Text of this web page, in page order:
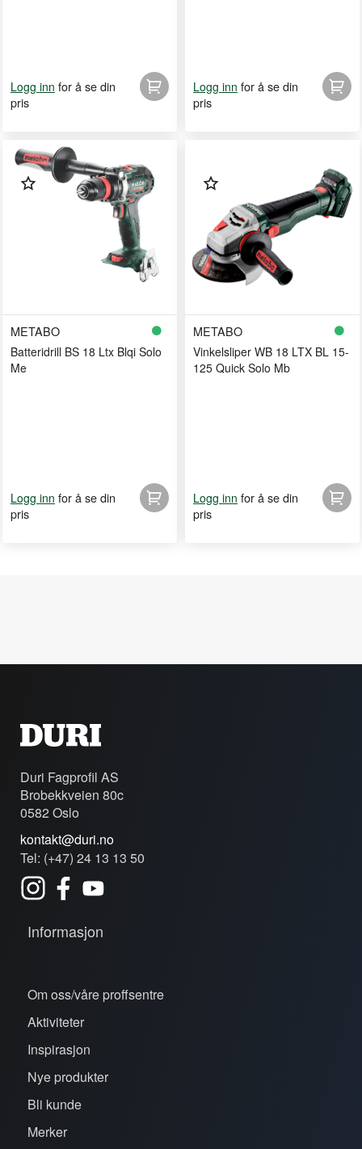
Logg inn for å se din
pris
Logg inn for å se din
pris
METABO
Batteridrill BS 18 Ltx Blqi Solo
Me
Logg inn for å se din
pris
METABO
Vinkelsliper WB 18 LTX BL 15-
125 Quick Solo Mb
Logg inn for å se din
pris
Duri Fagprofil AS
Brobekkveien 80c
0582 Oslo
kontakt@duri.no
Tel: (+47) 24 13 13 50
Informasjon
Om oss/våre proffsentre
Aktiviteter
Inspirasjon
Nye produkter
Bli kunde
Merker